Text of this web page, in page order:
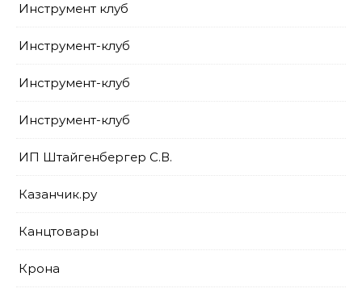
Инструмент клуб
Инструмент-клуб
Инструмент-клуб
Инструмент-клуб
ИП Штайгенбергер С.В.
Казанчик.ру
Канцтовары
Крона